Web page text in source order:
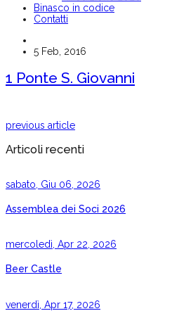
Binasco in codice
Contatti
5 Feb, 2016
1 Ponte S. Giovanni
previous article
Articoli recenti
sabato, Giu 06, 2026
Assemblea dei Soci 2026
mercoledì, Apr 22, 2026
Beer Castle
venerdì, Apr 17, 2026